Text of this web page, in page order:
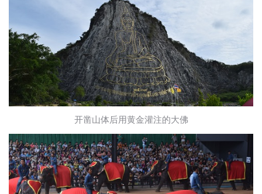
开凿山体后用黄金灌注的大佛